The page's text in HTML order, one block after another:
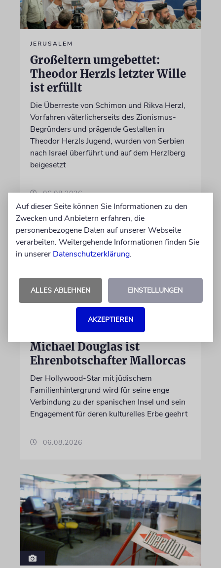
JERUSALEM
Großeltern umgebettet:
Theodor Herzls letzter Wille
ist erfüllt
Die Überreste von Schimon und Rikva Herzl,
Vorfahren väterlicherseits des Zionismus-
Begründers und prägende Gestalten in
Theodor Herzls Jugend, wurden von Serbien
nach Israel überführt und auf dem Herzlberg
beigesetzt
06.08.2026
Michael Douglas ist
Ehrenbotschafter Mallorcas
Der Hollywood-Star mit jüdischem
Familienhintergrund wird für seine enge
Verbindung zu der spanischen Insel und sein
Engagement für deren kulturelles Erbe geehrt
06.08.2026
Auf dieser Seite können Sie Informationen zu den
Zwecken und Anbietern erfahren, die
personenbezogene Daten auf unserer Webseite
verarbeiten. Weitergehende Informationen finden Sie
in unserer Datenschutzerklärung.
ALLES ABLEHNEN EINSTELLUNGEN
AKZEPTIEREN